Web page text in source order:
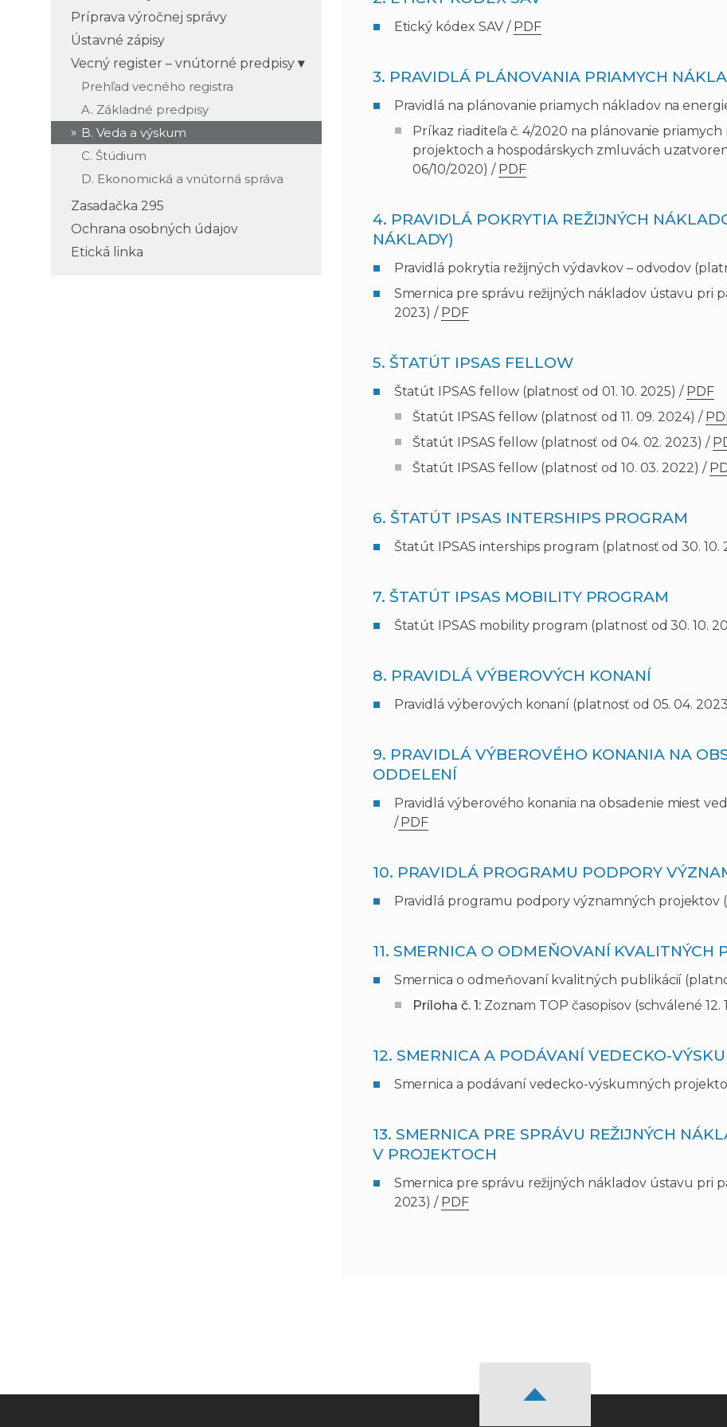
Príprava výročnej správy
Ústavné zápisy
Vecný register – vnútorné predpisy
Prehľad vecného registra
A. Základné predpisy
B. Veda a výskum
C. Štúdium
D. Ekonomická a vnútorná správa
Zasadačka 295
Ochrana osobných údajov
Etická linka
Etický kódex SAV / PDF
3. PRAVIDLÁ PLÁNOVANIA PRIAMYCH
Pravidlá na plánovanie priamych nákladov na
Príkaz riaditeľa č. 4/2020 na plánovanie
projektoch a hospodárskych zmluvách
06/10/2020) / PDF
4. PRAVIDLÁ POKRYTIA REŽIJNÝCH
NÁKLADY)
Pravidlá pokrytia režijných výdavkov – odvodov
Smernica pre správu režijných nákladov ústavu pri
2023) / PDF
5. ŠTATÚT IPSAS FELLOW
Štatút IPSAS fellow (platnosť od 01. 10. 2025) / PDF
Štatút IPSAS fellow (platnosť od 11. 09. 2024) /
Štatút IPSAS fellow (platnosť od 04. 02. 2023) /
Štatút IPSAS fellow (platnosť od 10. 03. 2022) /
6. ŠTATÚT IPSAS INTERSHIPS PROGRAM
Štatút IPSAS interships program (platnosť od 30. 10.
7. ŠTATÚT IPSAS MOBILITY PROGRAM
Štatút IPSAS mobility program (platnosť od 30. 10.
8. PRAVIDLÁ VÝBEROVÝCH KONANÍ
Pravidlá výberových konaní (platnosť od 05. 04.
9. PRAVIDLÁ VÝBEROVÉHO KONANIA NA
ODDELENÍ
Pravidlá výberového konania na obsadenie miest
/ PDF
10. PRAVIDLÁ PROGRAMU PODPORY
Pravidlá programu podpory významných projektov
11. SMERNICA O ODMEŇOVANÍ KVALITNÝCH
Smernica o odmeňovaní kvalitných publikácií
Príloha č. 1:Zoznam TOP časopisov (schválené 12.
12. SMERNICA A PODÁVANÍ VEDECKO-
Smernica a podávaní vedecko-výskumných
13. SMERNICA PRE SPRÁVU REŽIJNÝCH
V PROJEKTOCH
Smernica pre správu režijných nákladov ústavu pri
2023) / PDF